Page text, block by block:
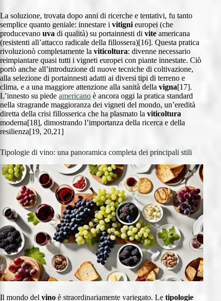
La soluzione, trovata dopo anni di ricerche e tentativi, fu tanto
semplice quanto geniale: innestare i vitigni europei (che
producevano uva di qualità) su portainnesti di vite americana
(resistenti all’attacco radicale della fillossera)[16]. Questa pratica
rivoluzionò completamente la viticoltura: divenne necessario
reimpiantare quasi tutti i vigneti europei con piante innestate. Ciò
portò anche all’introduzione di nuove tecniche di coltivazione,
alla selezione di portainnesti adatti ai diversi tipi di terreno e
clima, e a una maggiore attenzione alla sanità della vigna[17].
L’innesto su piede americano è ancora oggi la pratica standard
nella stragrande maggioranza dei vigneti del mondo, un’eredità
diretta della crisi fillosserica che ha plasmato la viticoltura
moderna[18], dimostrando l’importanza della ricerca e della
resilienza[19, 20,21]
Tipologie di vino: una panoramica completa dei principali stili
Il mondo del vino è straordinariamente variegato. Le tipologie